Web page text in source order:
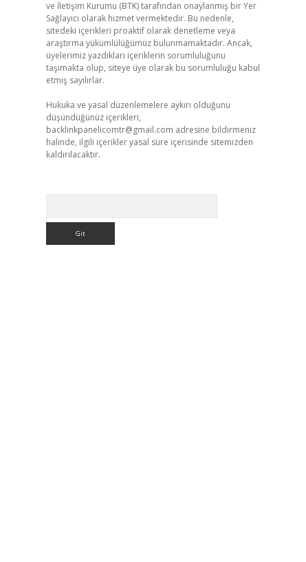
ve İletişim Kurumu (BTK) tarafından onaylanmış bir Yer
Sağlayıcı olarak hizmet vermektedir. Bu nedenle,
sitedeki içerikleri proaktif olarak denetleme veya
araştırma yükümlülüğümüz bulunmamaktadır. Ancak,
üyelerimiz yazdıkları içeriklerin sorumluluğunu
taşımakta olup, siteye üye olarak bu sorumluluğu kabul
etmiş sayılırlar.
Hukuka ve yasal düzenlemelere aykırı olduğunu
düşündüğünüz içerikleri,
backlinkpanelicomtr@gmail.com adresine bildirmeniz
halinde, ilgili içerikler yasal süre içerisinde sitemizden
kaldırılacaktır.